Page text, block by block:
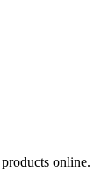
online.